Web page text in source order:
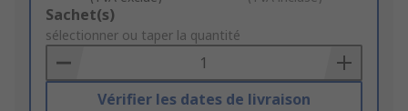
Add
to
Basket
Sachet(s)
sélectionner ou taper la quantité
Vérifier les dates de livraison